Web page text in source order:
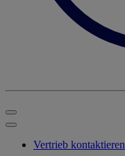
Vertrieb kontaktieren